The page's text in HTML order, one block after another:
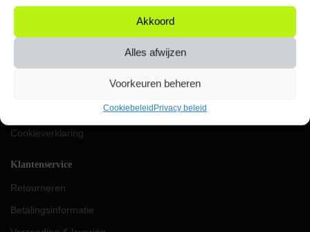
Akkoord
Alles afwijzen
Voorkeuren beheren
CookiebeleidPrivacy beleid
Werken bij Orbit
Algemene voorwaarden
Cookieverklaring
Klantenservice
Retourneren
Betalingsinformatie